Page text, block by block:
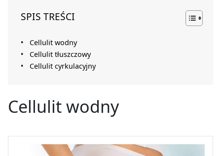
SPIS TREŚCI
Cellulit wodny
Cellulit tłuszczowy
Cellulit cyrkulacyjny
Cellulit wodny